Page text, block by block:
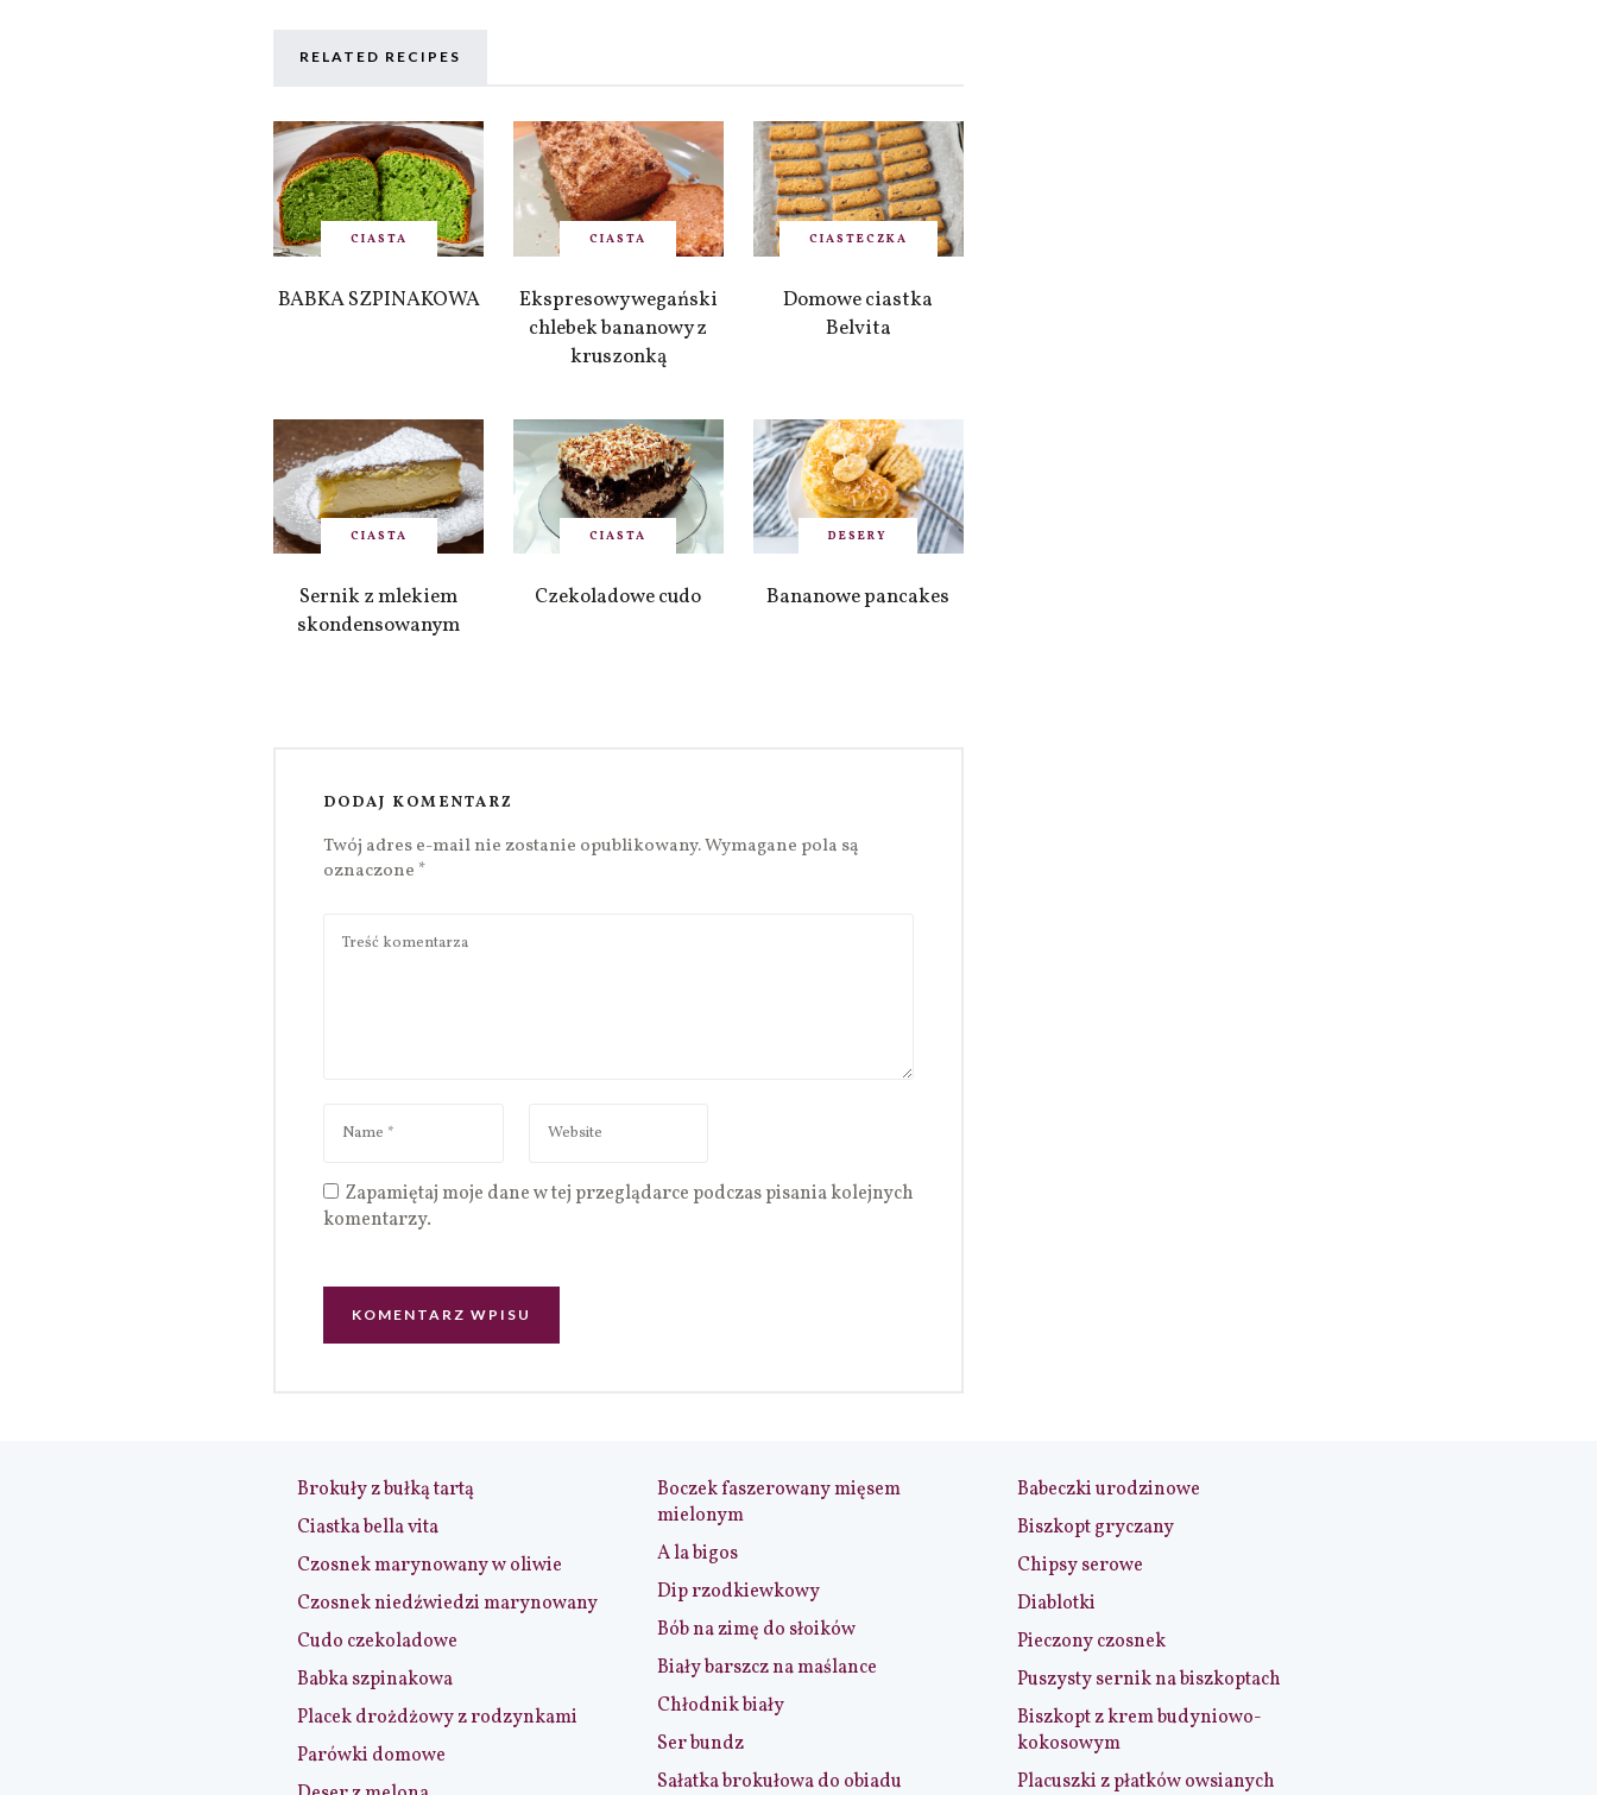
RELATED RECIPES
CIASTA
BABKA SZPINAKOWA
CIASTA
Ekspresowy wegański
chlebek bananowy z
kruszonką
CIASTECZKA
Domowe ciastka
Belvita
CIASTA
Sernik z mlekiem
skondensowanym
CIASTA
Czekoladowe cudo
DESERY
Bananowe pancakes
DODAJ KOMENTARZ
Twój adres e-mail nie zostanie opublikowany.Wymagane pola są
oznaczone *
Zapamiętaj moje dane w tej przeglądarce podczas pisania kolejnych
komentarzy.
Brokuły z bułką tartą
Ciastka bella vita
Czosnek marynowany w oliwie
Czosnek niedźwiedzi marynowany
Cudo czekoladowe
Babka szpinakowa
Placek drożdżowy z rodzynkami
Parówki domowe
Boczek faszerowany mięsem
mielonym
A la bigos
Dip rzodkiewkowy
Bób na zimę do słoików
Biały barszcz na maślance
Chłodnik biały
Ser bundz
Sałatka brokułowa do obiadu
Babeczki urodzinowe
Biszkopt gryczany
Chipsy serowe
Diablotki
Pieczony czosnek
Puszysty sernik na biszkoptach
Biszkopt z krem budyniowo-
kokosowym
Placuszki z płatków owsianych